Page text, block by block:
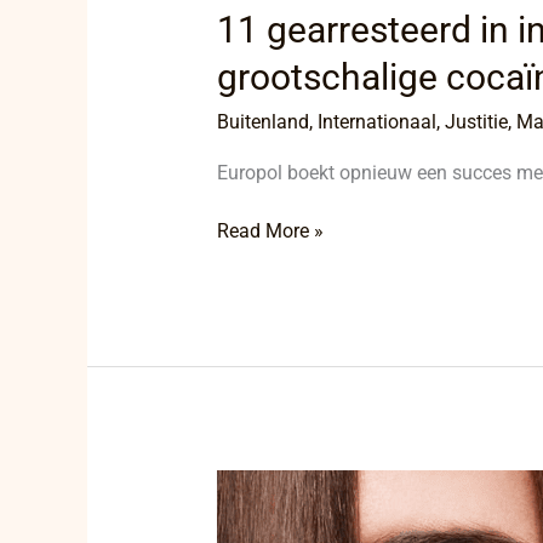
11 gearresteerd in
grootschalige
Buitenland, Internationaal , Justitie,
Europol boekt opnieuw een succes
Read More »
Albanees
misdaadnetwerk